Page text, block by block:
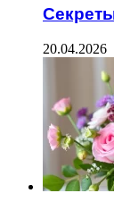
20.04.2026